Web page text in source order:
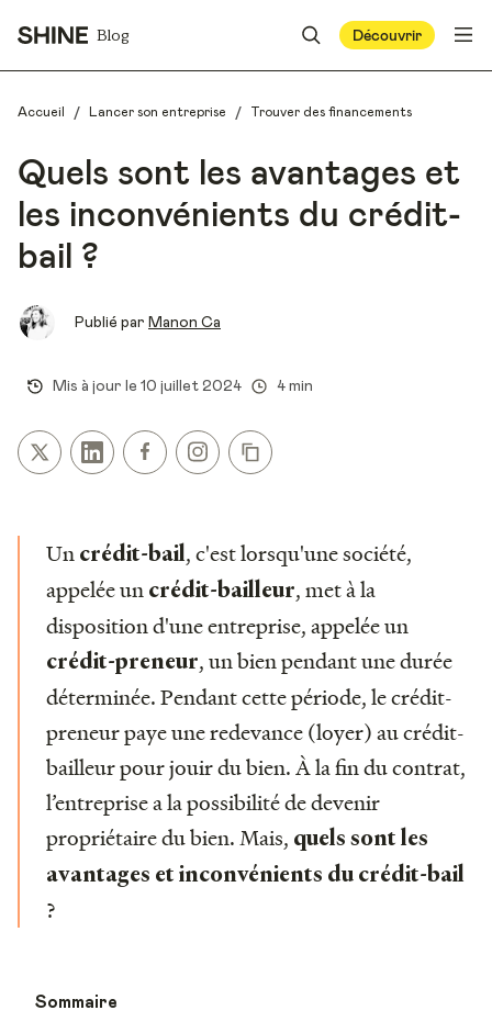
Blog Découvrir
Accueil / Lancer son entreprise / Trouver des financements
Quels sont les avantages et
les inconvénients du crédit-
bail ?
Publié par Manon Ca
Mis à jour le 10 juillet 2024 4 min
Un crédit-bail , c'est lorsqu'une société,
appelée un crédit-bailleur, met à la
disposition d'une entreprise, appelée un
crédit-preneur, un bien pendant une durée
déterminée. Pendant cette période, le crédit-
preneur paye une redevance (loyer) au crédit-
bailleur pour jouir du bien. À la fin du contrat,
l’entreprise a la possibilité de devenir
propriétaire du bien. Mais, quels sont les
avantages et inconvénients du crédit-bail
?
Sommaire